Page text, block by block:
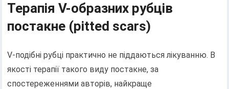
Терапія V-образних рубців
постакне (pitted scars)
V-подібні рубці практично не піддаються лікуванню. В
якості терапії такого виду постакне, за
спостереженнями авторів, найкраще